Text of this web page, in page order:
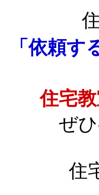
「依頼す
住宅
ぜ
住